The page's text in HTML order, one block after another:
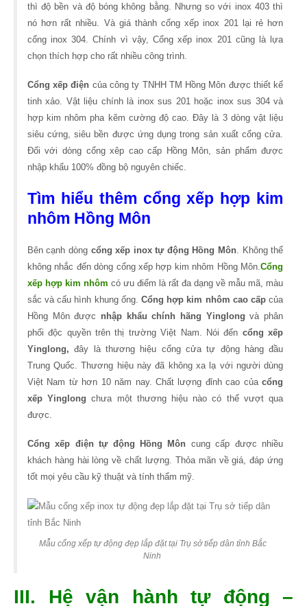
thì độ bền và độ bóng không bằng. Nhưng so với inox 403 thì
nó hơn rất nhiều. Và giá thành cổng xếp inox 201 lại rẻ hơn
cổng inox 304. Chính vì vậy, Cổng xếp inox 201 cũng là lựa
chọn thích hợp cho rất nhiều công trình.
Cổng xếp điện của công ty TNHH TM Hồng Môn được thiết kế
tinh xảo. Vật liệu chính là inox sus 201 hoặc inox sus 304 và
hợp kim nhôm pha kẽm cường độ cao. Đây là 3 dòng vật liệu
siêu cứng, siêu bền được ứng dụng trong sản xuất cổng cửa.
Đối với dòng cổng xêp cao cấp Hồng Môn, sản phẩm được
nhập khẩu 100% đồng bộ nguyên chiếc.
Tìm hiểu thêm cổng xếp hợp kim
nhôm Hồng Môn
Bên cạnh dòng cổng xếp inox tự động Hồng Môn . Không thể
không nhắc đến dòng cổng xếp hợp kim nhôm Hồng Môn.Cổng
xếp hợp kim nhôm có ưu điểm là rất đa dạng về mẫu mã, màu
sắc và cấu hình khung ống. Cổng hợp kim nhôm cao cấpcủa
Hồng Môn được nhập khẩu chính hãng Yinglong và phân
phối độc quyền trên thị trường Việt Nam. Nói đến cổng xếp
Yinglong,đây là thương hiệu cổng cửa tự động hàng đầu
Trung Quốc. Thương hiệu này đã không xa lạ với người dùng
Việt Nam từ hơn 10 năm nay. Chất lượng đỉnh cao củacổng
xếp Yinglong chưa một thương hiệu nào có thể vượt qua
được.
Cổng xếp điện tự động Hồng Môn cung cấp được nhiều
khách hàng hài lòng về chất lượng. Thỏa mãn về giá, đáp ứng
tốt mọi yêu cầu kỹ thuật và tính thẩm mỹ.
Mẫu cổng xếp tự động đẹp lắp đặt tại Trụ sở tiếp dân tỉnh Bắc
Ninh
III. Hệ vận hành tự động –